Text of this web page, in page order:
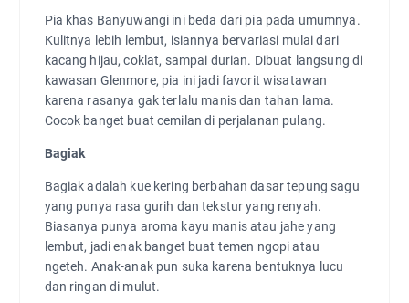
Pia khas Banyuwangi ini beda dari pia pada umumnya.
Kulitnya lebih lembut, isiannya bervariasi mulai dari
kacang hijau, coklat, sampai durian. Dibuat langsung di
kawasan Glenmore, pia ini jadi favorit wisatawan
karena rasanya gak terlalu manis dan tahan lama.
Cocok banget buat cemilan di perjalanan pulang.
Bagiak
Bagiak adalah kue kering berbahan dasar tepung sagu
yang punya rasa gurih dan tekstur yang renyah.
Biasanya punya aroma kayu manis atau jahe yang
lembut, jadi enak banget buat temen ngopi atau
ngeteh. Anak-anak pun suka karena bentuknya lucu
dan ringan di mulut.